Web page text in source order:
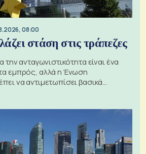
08:00
στάση στις τράπεζες
την ανταγωνιστικότητα είναι ένα
εμπρός, αλλά η Ένωση
να αντιμετωπίσει βασικά